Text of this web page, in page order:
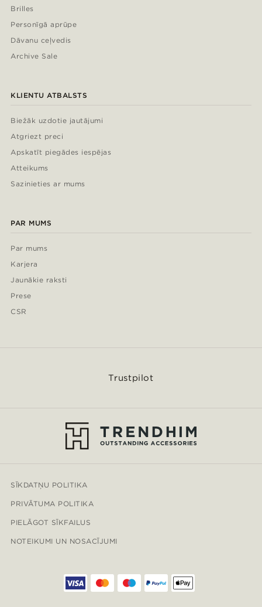
Brilles
Personīgā aprūpe
Dāvanu ceļvedis
Archive Sale
KLIENTU ATBALSTS
Biežāk uzdotie jautājumi
Atgriezt preci
Apskatīt piegādes iespējas
Atteikums
Sazinieties ar mums
PAR MUMS
Par mums
Karjera
Jaunākie raksti
Prese
CSR
Trustpilot
SĪKDATŅU POLITIKA
PRIVĀTUMA POLITIKA
PIELĀGOT SĪKFAILUS
NOTEIKUMI UN NOSACĪJUMI